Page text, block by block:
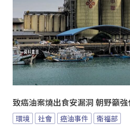
致癌油案燒出食安漏洞 朝野籲
環境 社會 癌油事件 衛福部